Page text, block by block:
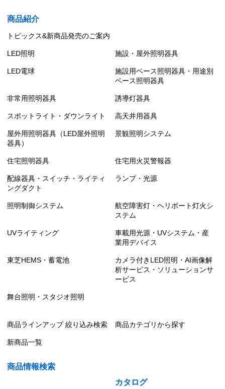
商品紹介
トピックス&新商品発売のご案内
LED照明 施設・屋外照明器具
LED電球
施設用ベース照明器具・用途別
ベース照明器具
非常用照明器具 誘導灯器具
スポットライト・ダウンライト 高天井用器具
屋外用照明器具（LED屋外照明
器具）
景観照明システム
住宅照明器具 住宅用火災警報器
配線器具・スイッチ・ライティ
ングダクト
ランプ・光源
照明制御システム
航空障害灯・ヘリポート灯火シ
ステム
UVライティング
車載用光源・UVシステム・産
業用デバイス
東芝HEMS・蓄電池
カメラ付きLED照明・AI画像解
析サービス・ソリューションサ
ービス
舞台照明・スタジオ照明
商品ラインアップ 絞り込み検索 商品カテゴリから探す
新商品一覧
商品情報検索
カタログ